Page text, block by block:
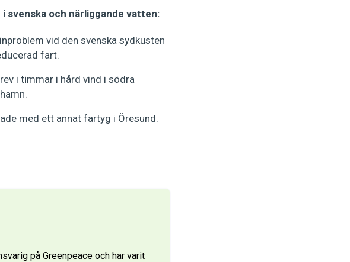
svenska och närliggande vatten:
vid den svenska sydkusten
fart.
i timmar i hård vind i södra
med ett annat fartyg i Öresund.
på Greenpeace och har varit